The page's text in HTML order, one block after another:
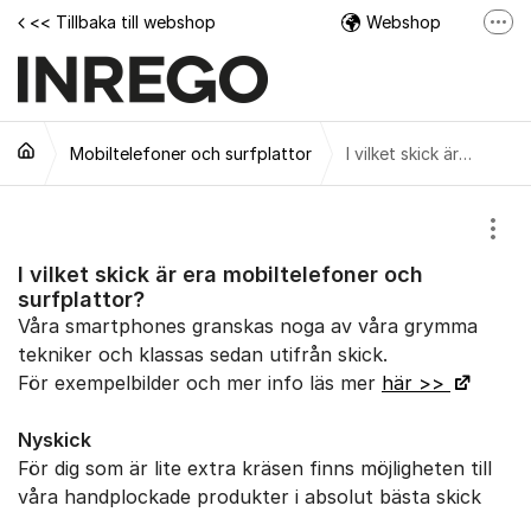
Hoppa till innehåll
<< Tillbaka till webshop Webshop
Tech Support Video
Mobiltelefoner och surfplattor I vilket skick är era mobiltelefoner och surfplattor?
I vilket skick är era mobiltelefoner och
surfplattor?
Våra smartphones granskas noga av våra grymma
tekniker och klassas sedan utifrån skick.
För exempelbilder och mer info läs mer här >>
Nyskick
För dig som är lite extra kräsen finns möjligheten till
våra handplockade produkter i absolut bästa skick